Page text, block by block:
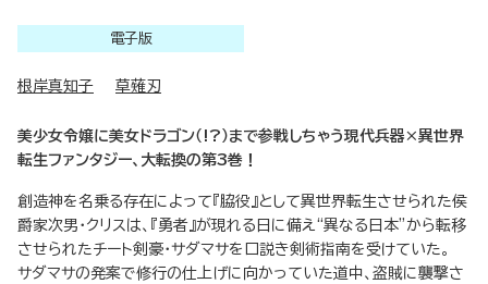
電子版
根岸真知子 草薙刃
美少女令嬢に美女ドラゴン（!?）まで参戦しちゃう現代兵器×異世界
転生ファンタジー、大転換の第3巻！
創造神を名乗る存在によって『脇役』として異世界転生させられた侯
爵家次男・クリスは、『勇者』が現れる日に備え“異なる日本”から転移
させられたチート剣豪・サダマサを口説き剣術指南を受けていた。
サダマサの発案で修行の仕上げに向かっていた道中、盗賊に襲撃さ